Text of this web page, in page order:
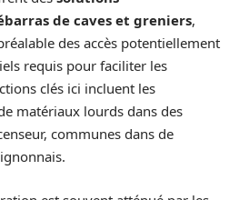
de caves et greniers,
des accès potentiellement
requis pour faciliter les
clés ici incluent les
matériaux lourds dans des
communes dans de